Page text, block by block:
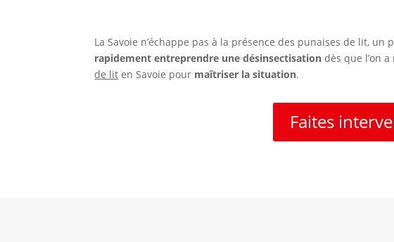
La Savoie n’échappe pas à la présence des punaises de lit,
rapidement entreprendre une désinsectisation dès que l’on
de lit en Savoie pour maîtriser la situation.
Faites